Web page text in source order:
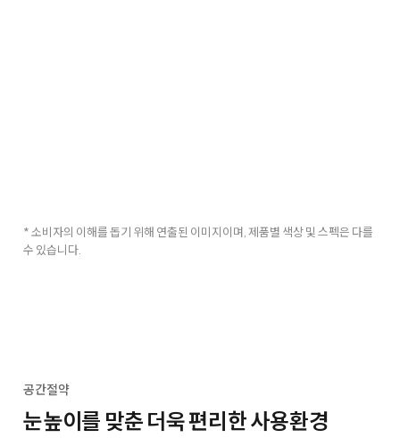
* 소비자의 이해를 돕기 위해 연출된 이미지이며, 제품별 색상 및 스펙은 다를
수 있습니다.
공간절약
눈높이를 맞춘 더욱 편리한 사용환경